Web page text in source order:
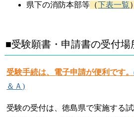
県下の消防本部等 （下表一覧）
■受験願書・申請書の受付場
受験手続は、電子申請が便利です。
＆Ａ)
受験の受付は、徳島県で実施する